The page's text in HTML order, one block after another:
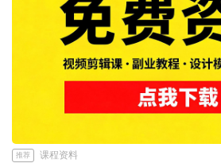
推荐 课程资料